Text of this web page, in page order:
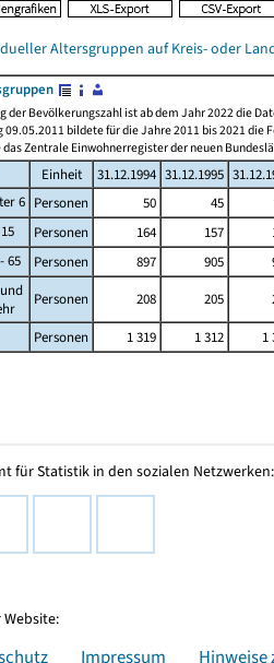
Altersgruppen auf Kreis- oder
der Bevölkerungszahl ist ab dem Jahr 2022 die
09.05.2011 bildete für die Jahre 2011 bis 2021 die
das Zentrale Einwohnerregister der neuen
Einheit 31.12.1994 31.12.1995
6 Personen 50 45
Personen 164 157
65
Personen 897 905
Personen 208 205
Personen 1 319 1 312 1
für Statistik in den sozialen Netzwerken:
Impressum